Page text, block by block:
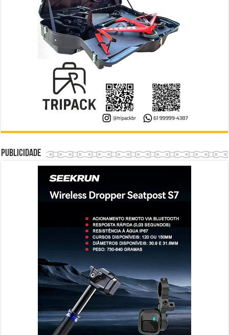
Publicidade